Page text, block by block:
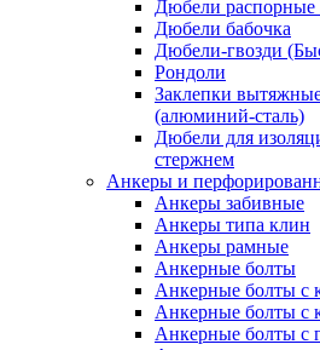
Дюбели
Дюбели бабочка
Дюбели-гвозди
Рондоли
Заклепки
(алюминий-сталь)
Дюбели для
стержнем
Анкеры и
Анкеры забивные
Анкеры типа клин
Анкеры рамные
Анкерные болты
Анкерные болты с
Анкерные болты с
Анкерные болты с